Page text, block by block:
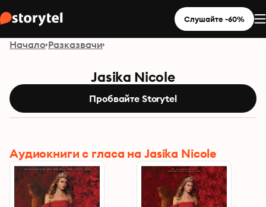
Слушайте -60%
Начало Разказвачи
Jasika Nicole
Пробвайте Storytel
Aудиокниги с гласа на Jasika Nicole